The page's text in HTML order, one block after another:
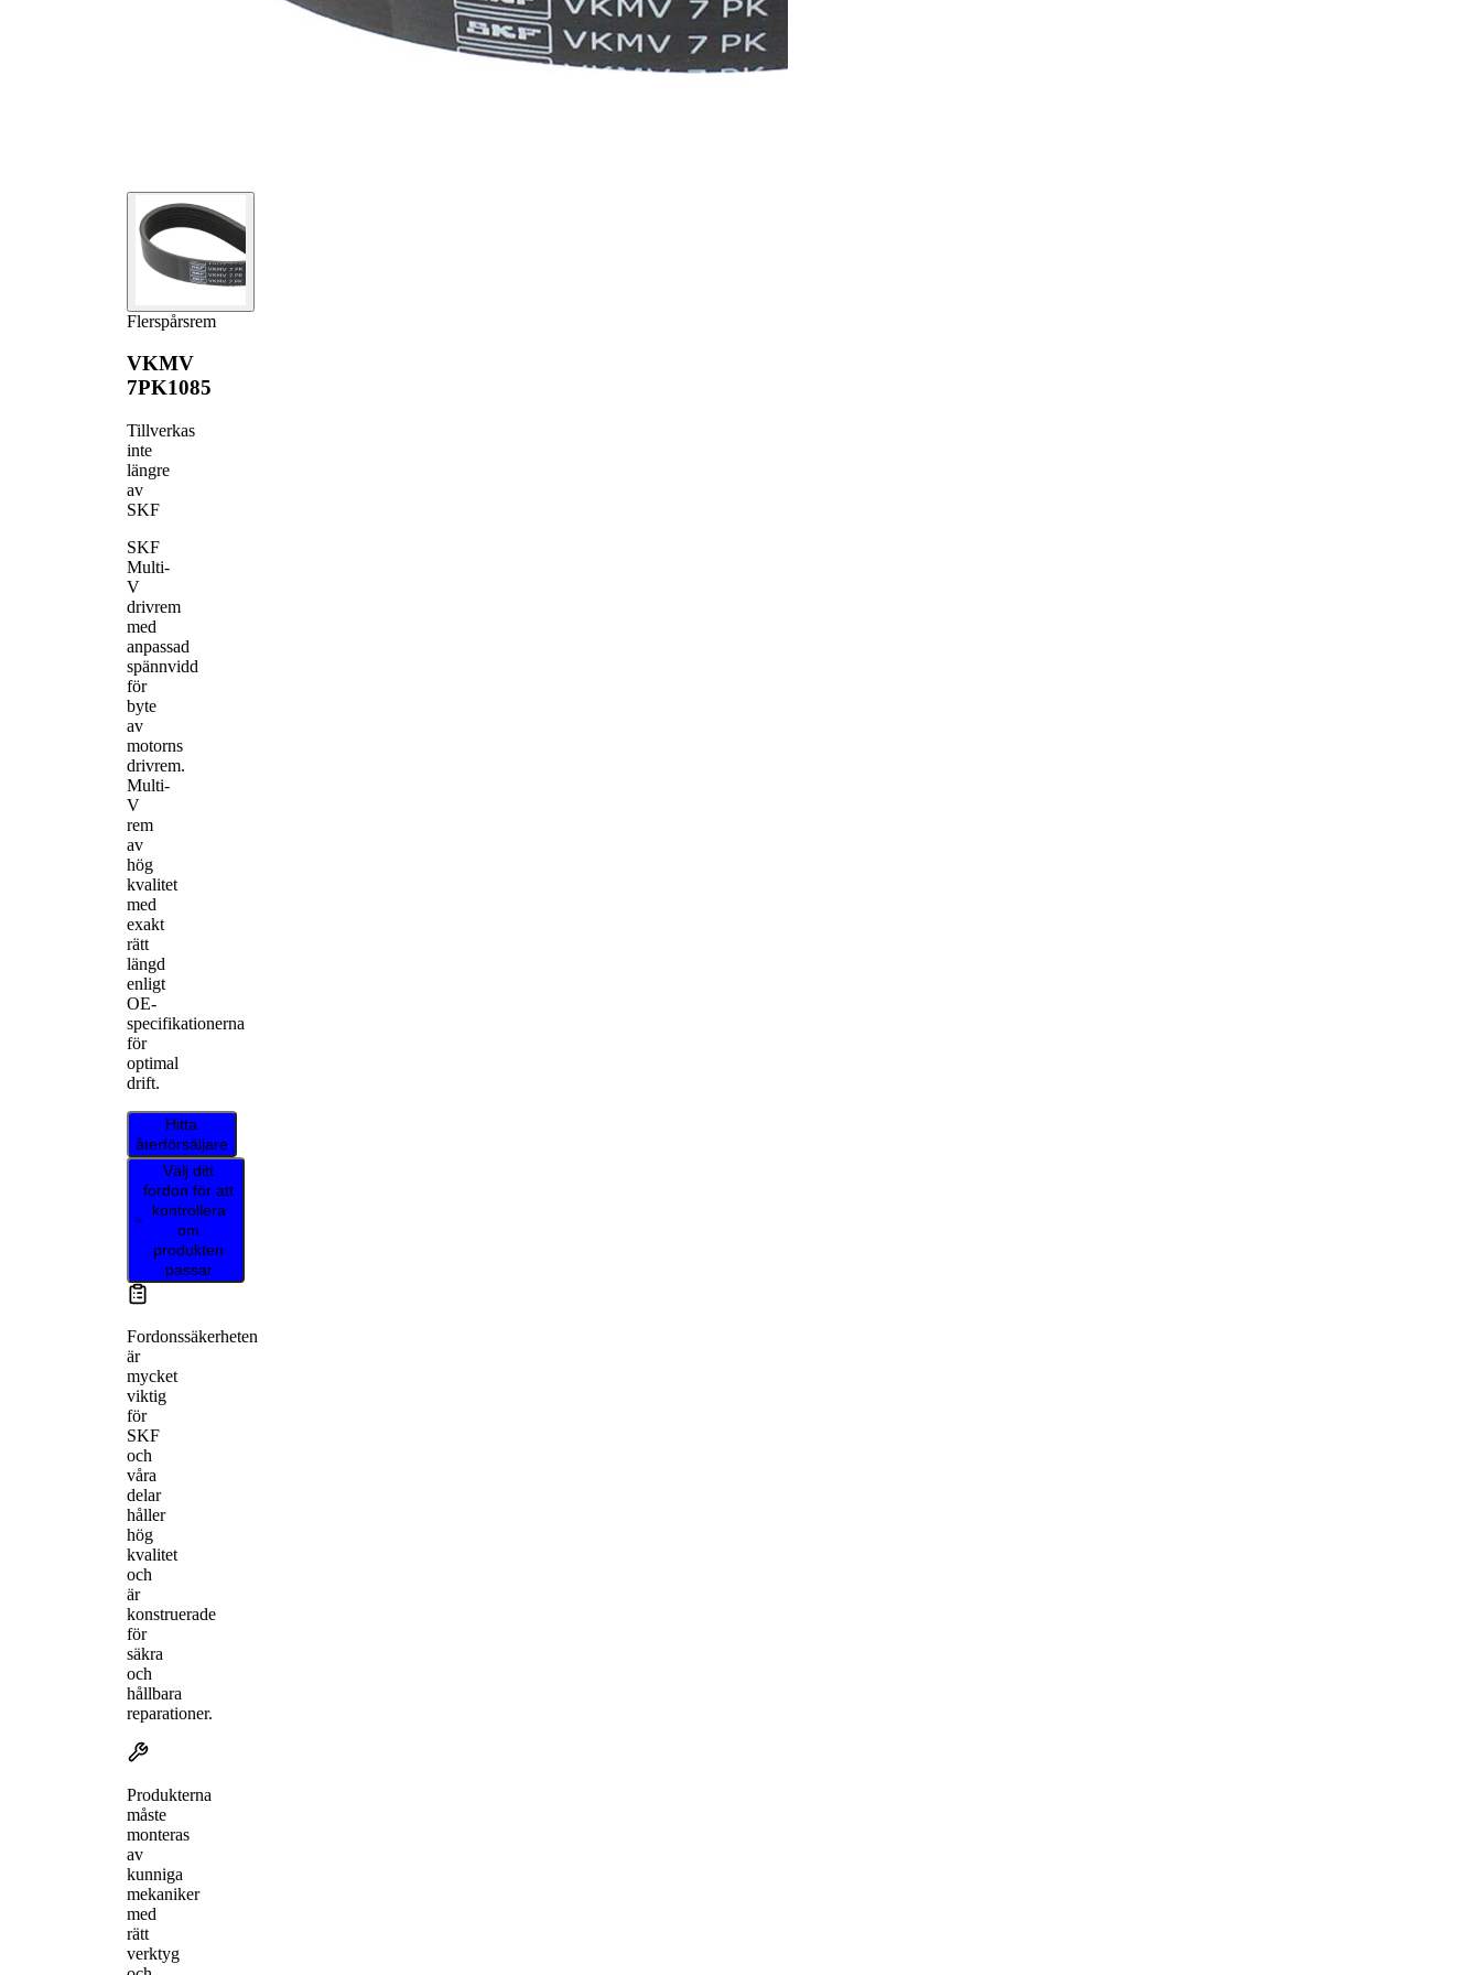
Flerspårsrem
VKMV
7PK1085
Tillverkas
inte
längre
av
SKF
SKF
Multi-
V
drivrem
med
anpassad
spännvidd
för
byte
av
motorns
drivrem.
Multi-
V
rem
av
hög
kvalitet
med
exakt
rätt
längd
enligt
OE-
specifikationerna
för
optimal
drift.
Hitta
återförsäljare
Välj ditt
fordon för att
kontrollera
om
produkten
passar
Fordonssäkerheten
är
mycket
viktig
för
SKF
och
våra
delar
håller
hög
kvalitet
och
är
konstruerade
för
säkra
och
hållbara
reparationer.
Produkterna
måste
monteras
av
kunniga
mekaniker
med
rätt
verktyg